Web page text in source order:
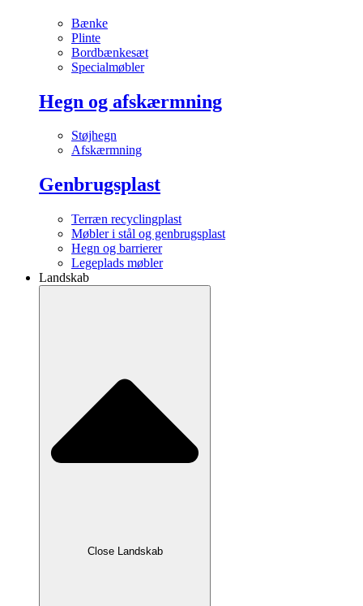
Bænke
Plinte
Bordbænkesæt
Specialmøbler
Hegn og afskærmning
Støjhegn
Afskærmning
Genbrugsplast
Terræn recyclingplast
Møbler i stål og genbrugsplast
Hegn og barrierer
Legeplads møbler
Landskab
Close Landskab